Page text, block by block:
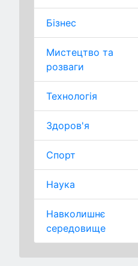
Бізнес
Мистецтво та
розваги
Технологія
Здоров'я
Спорт
Наука
Навколишнє
середовище